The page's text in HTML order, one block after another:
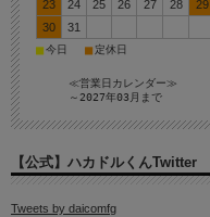
23
24 25 26 27 28
29
30
31
■今日 ■ 定休日
≪営業日カレンダー≫
～2027年03月まで
【公式】ハカドルくんTwitter
Tweets by daicomfg